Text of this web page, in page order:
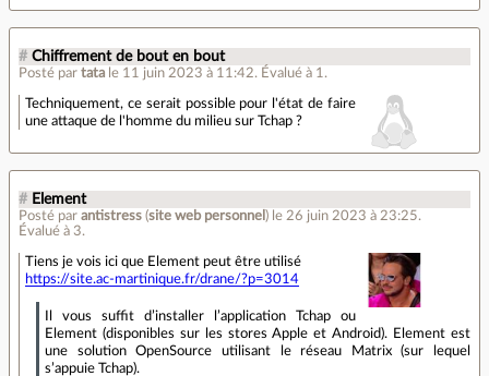
# Chiffrement de bout en bout
Posté par tata le 11 juin 2023 à 11:42. Évalué à 1.
Techniquement, ce serait possible pour l'état de faire
une attaque de l'homme du milieu sur Tchap ?
# Element
Posté par antistress (site web personnel ) le 26 juin 2023 à 23:25.
Évalué à 3.
Tiens je vois ici que Element peut être utilisé
https://site.ac-martinique.fr/drane/?p=3014
Il vous suffit d’installer l’application Tchap ou
Element (disponibles sur les stores Apple et Android). Element est
une solution OpenSource utilisant le réseau Matrix (sur lequel
s’appuie Tchap).